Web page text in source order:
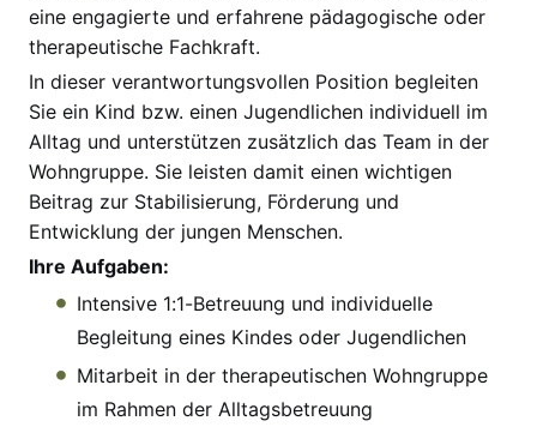
eine engagierte und erfahrene pädagogische oder
therapeutische Fachkraft.
In dieser verantwortungsvollen Position begleiten
Sie ein Kind bzw. einen Jugendlichen individuell im
Alltag und unterstützen zusätzlich das Team in der
Wohngruppe. Sie leisten damit einen wichtigen
Beitrag zur Stabilisierung, Förderung und
Entwicklung der jungen Menschen.
Ihre Aufgaben:
Intensive 1:1-Betreuung und individuelle
Begleitung eines Kindes oder Jugendlichen
Mitarbeit in der therapeutischen Wohngruppe
im Rahmen der Alltagsbetreuung